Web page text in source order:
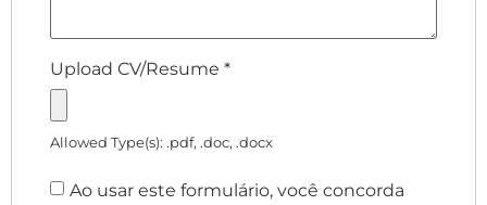
Upload CV/Resume *
Allowed Type(s): .pdf, .doc, .docx
Ao usar este formulário, você concorda